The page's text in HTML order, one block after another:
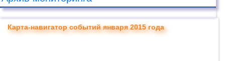
Карта-навигатор событий января 2015 года